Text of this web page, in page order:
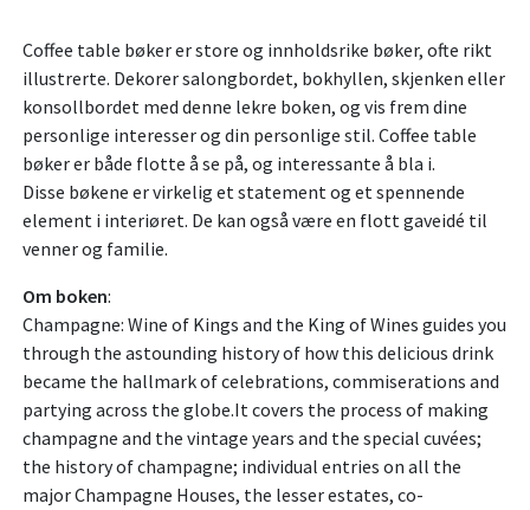
Coffee table bøker er store og innholdsrike bøker, ofte rikt
illustrerte. Dekorer salongbordet, bokhyllen, skjenken eller
konsollbordet med denne lekre boken, og vis frem dine
personlige interesser og din personlige stil. Coffee table
bøker er både flotte å se på, og interessante å bla i.
Disse bøkene er virkelig et statement og et spennende
element i interiøret. De kan også være en flott gaveidé til
venner og familie.
Om boken:
Champagne: Wine of Kings and the King of Wines guides you
through the astounding history of how this delicious drink
became the hallmark of celebrations, commiserations and
partying across the globe.It covers the process of making
champagne and the vintage years and the special cuvées;
the history of champagne; individual entries on all the
major Champagne Houses, the lesser estates, co-